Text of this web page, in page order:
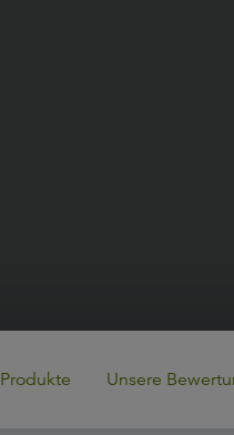
Produkte Unsere